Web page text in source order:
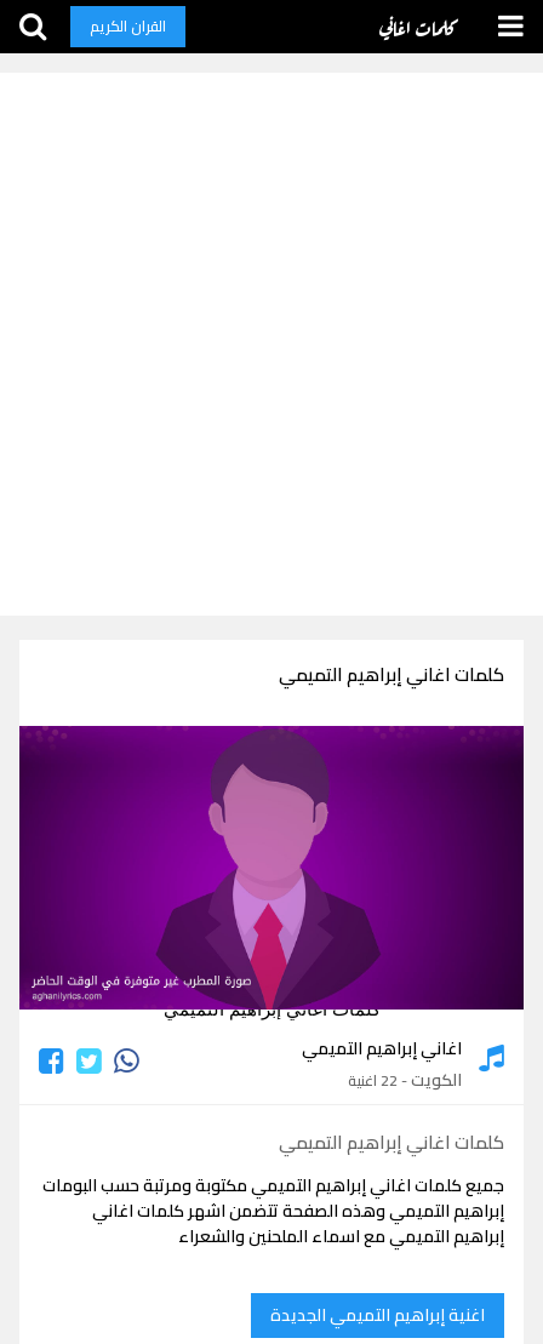
كلمات اغاني القران الكريم
كلمات اغاني إبراهيم التميمي
كلمات اغاني إبراهيم التميمي
اغاني إبراهيم التميمي
الكويت- 22 اغنية
كلمات اغاني إبراهيم التميمي
جميع كلمات اغاني إبراهيم التميمي مكتوبة ومرتبة حسب البومات
إبراهيم التميمي وهذه الصفحة تتضمن اشهر كلمات اغاني
إبراهيم التميمي مع اسماء الملحنين والشعراء
اغنية إبراهيم التميمي الجديدة